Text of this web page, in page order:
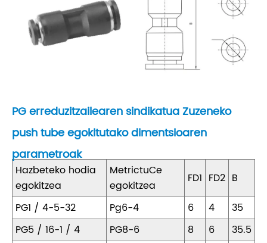
PG erreduzitzailearen sindikatua Zuzeneko
push tube egokitutako dimentsioaren
parametroak
Hazbeteko hodia
egokitzea
MetrictuCe
egokitzea
FD1 FD2 B
PG1 / 4-5-32
Pg6-4 6 4
35
PG5 / 16-1 / 4
PG8-6 8 6
35.5